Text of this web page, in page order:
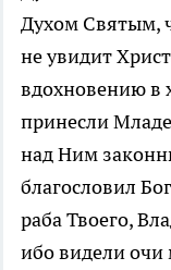
Духом Святым,
не увидит
вдохновению в
принесли
над Ним
благословил
раба Твоего,
ибо видели очи